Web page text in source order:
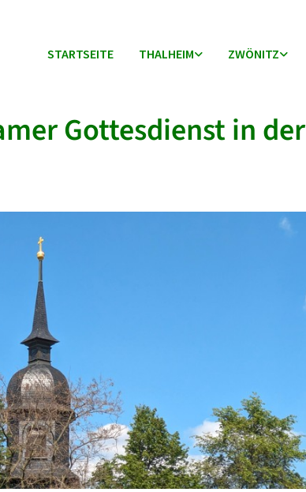
STARTSEITE THALHEIM ZWÖNITZ
Gottesdienst in der